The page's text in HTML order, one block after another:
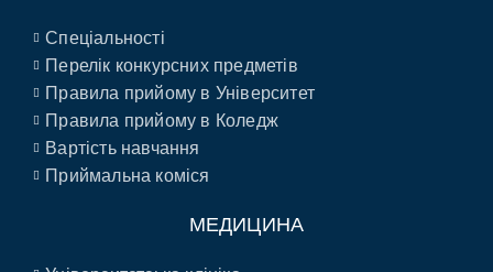
Спеціальності
Перелік конкурсних предметів
Правила прийому в Університет
Правила прийому в Коледж
Вартість навчання
Приймальна коміся
МЕДИЦИНА